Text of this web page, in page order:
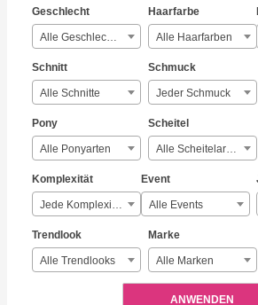
Geschlecht
Alle Geschlechter
Haarfarbe
Alle Haarfarben
Schnitt
Alle Schnitte
Schmuck
Jeder Schmuck
Pony
Alle Ponyarten
Scheitel
Alle Scheitelarten
Komplexität
Jede Komplexität
Event
Alle Events
Trendlook
Alle Trendlooks
Marke
Alle Marken
ANWENDEN